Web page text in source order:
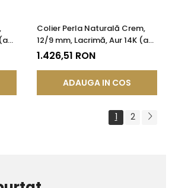
Colier Perla Naturală Crem,
12/9 mm, Lacrimă, Aur 14K (aur
585) | KASKADDA®
1.426,51 RON
ADAUGA IN COS
1 2